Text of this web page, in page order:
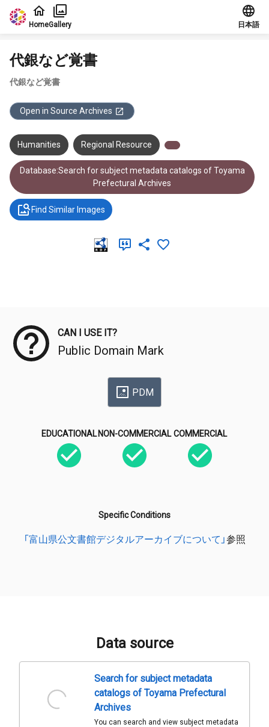
Jump to main content
HomeGallery 日本語
代銀など覚書
代銀など覚書
Open in Source Archives
Humanities Regional Resource
Database:Search for subject metadata catalogs of Toyama
Prefectural Archives
Find Similar Images
CAN I USE IT?
Public Domain Mark
PDM
EDUCATIONAL NON-COMMERCIAL COMMERCIAL
Specific Conditions
「富山県公文書館デジタルアーカイブについて」参照
Data source
Search for subject metadata
catalogs of Toyama Prefectural
Archives
You can search and view subject metadata